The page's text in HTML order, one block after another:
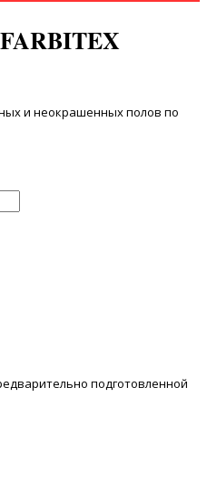
и неокрашенных полов по
подготовленной